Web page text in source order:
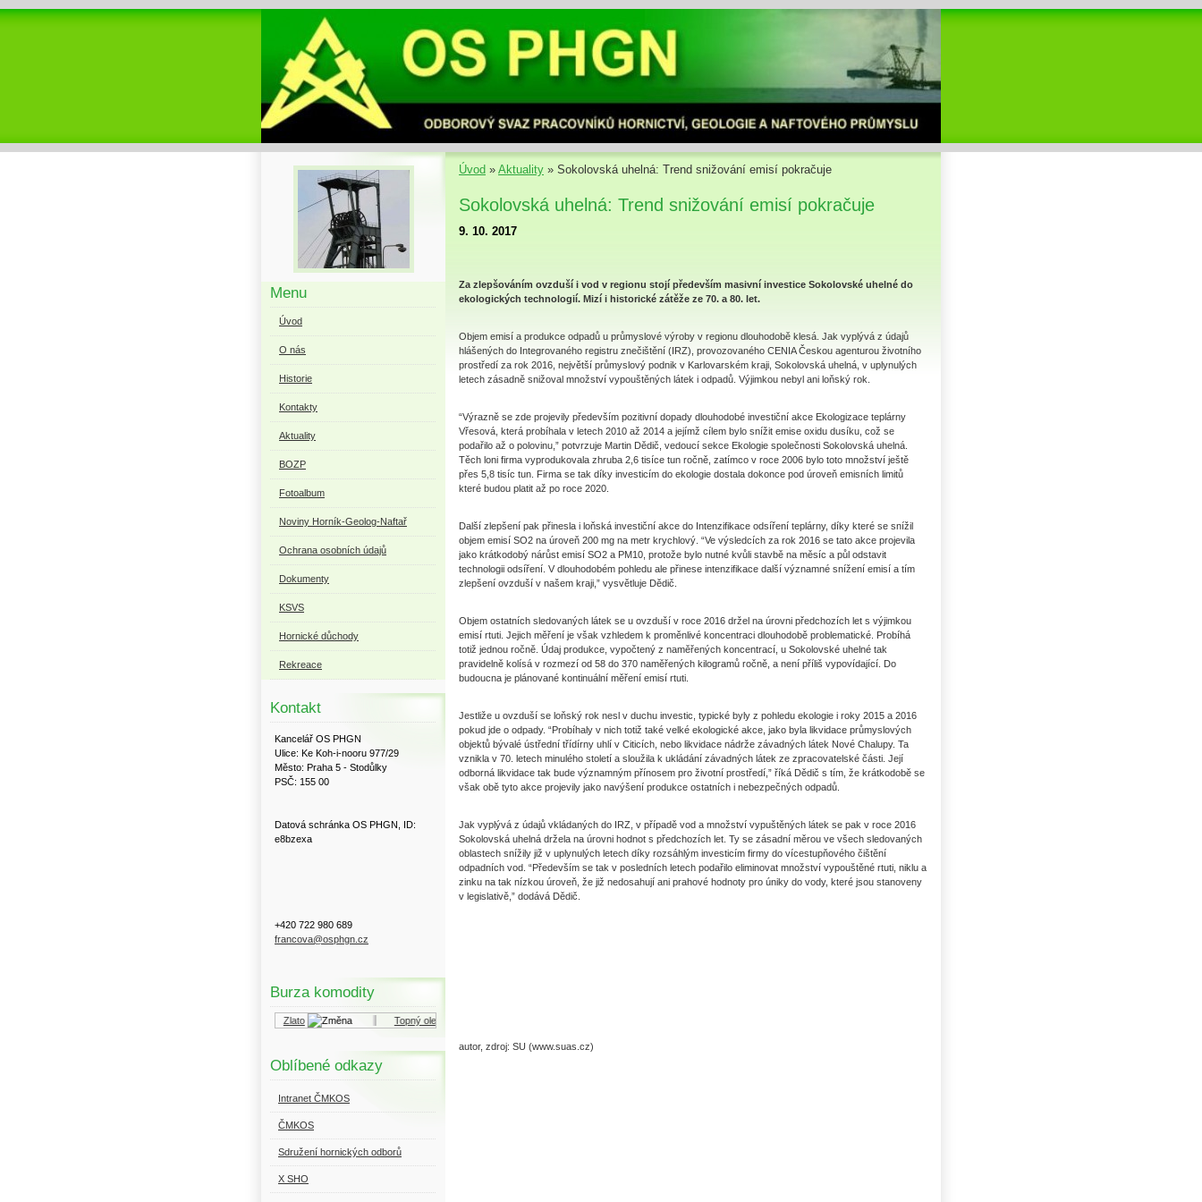
Úvod » Aktuality » Sokolovská uhelná: Trend snižování emisí pokračuje
Sokolovská uhelná: Trend snižování emisí pokračuje
9. 10. 2017
Za zlepšováním ovzduší i vod v regionu stojí především masivní investice Sokolovské uhelné do
ekologických technologií. Mizí i historické zátěže ze 70. a 80. let.
Objem emisí a produkce odpadů u průmyslové výroby v regionu dlouhodobě klesá. Jak vyplývá z údajů
hlášených do Integrovaného registru znečištění (IRZ), provozovaného CENIA Českou agenturou životního
prostředí za rok 2016, největší průmyslový podnik v Karlovarském kraji, Sokolovská uhelná, v uplynulých
letech zásadně snižoval množství vypouštěných látek i odpadů. Výjimkou nebyl ani loňský rok.
“Výrazně se zde projevily především pozitivní dopady dlouhodobé investiční akce Ekologizace teplárny
Vřesová, která probíhala v letech 2010 až 2014 a jejímž cílem bylo snížit emise oxidu dusíku, což se
podařilo až o polovinu,” potvrzuje Martin Dědič, vedoucí sekce Ekologie společnosti Sokolovská uhelná.
Těch loni firma vyprodukovala zhruba 2,6 tisíce tun ročně, zatímco v roce 2006 bylo toto množství ještě
přes 5,8 tisíc tun. Firma se tak díky investicím do ekologie dostala dokonce pod úroveň emisních limitů
které budou platit až po roce 2020.
Další zlepšení pak přinesla i loňská investiční akce do Intenzifikace odsíření teplárny, díky které se snížil
objem emisí SO2 na úroveň 200 mg na metr krychlový. “Ve výsledcích za rok 2016 se tato akce projevila
jako krátkodobý nárůst emisí SO2 a PM10, protože bylo nutné kvůli stavbě na měsíc a půl odstavit
technologii odsíření. V dlouhodobém pohledu ale přinese intenzifikace další významné snížení emisí a tím
zlepšení ovzduší v našem kraji,” vysvětluje Dědič.
Objem ostatních sledovaných látek se u ovzduší v roce 2016 držel na úrovni předchozích let s výjimkou
emisí rtuti. Jejich měření je však vzhledem k proměnlivé koncentraci dlouhodobě problematické. Probíhá
totiž jednou ročně. Údaj produkce, vypočtený z naměřených koncentrací, u Sokolovské uhelné tak
pravidelně kolísá v rozmezí od 58 do 370 naměřených kilogramů ročně, a není příliš vypovídající. Do
budoucna je plánované kontinuální měření emisí rtuti.
Jestliže u ovzduší se loňský rok nesl v duchu investic, typické byly z pohledu ekologie i roky 2015 a 2016
pokud jde o odpady. “Probíhaly v nich totiž také velké ekologické akce, jako byla likvidace průmyslových
objektů bývalé ústřední třídírny uhlí v Citicích, nebo likvidace nádrže závadných látek Nové Chalupy. Ta
vznikla v 70. letech minulého století a sloužila k ukládání závadných látek ze zpracovatelské části. Její
odborná likvidace tak bude významným přínosem pro životní prostředí,” říká Dědič s tím, že krátkodobě se
však obě tyto akce projevily jako navýšení produkce ostatních i nebezpečných odpadů.
Jak vyplývá z údajů vkládaných do IRZ, v případě vod a množství vypuštěných látek se pak v roce 2016
Sokolovská uhelná držela na úrovni hodnot s předchozích let. Ty se zásadní měrou ve všech sledovaných
oblastech snížily již v uplynulých letech díky rozsáhlým investicím firmy do vícestupňového čištění
odpadních vod. “Především se tak v posledních letech podařilo eliminovat množství vypouštěné rtuti, niklu a
zinku na tak nízkou úroveň, že již nedosahují ani prahové hodnoty pro úniky do vody, které jsou stanoveny
v legislativě,” dodává Dědič.
autor, zdroj: SU (www.suas.cz)
Menu
Úvod
O nás
Historie
Kontakty
Aktuality
BOZP
Fotoalbum
Noviny Horník-Geolog-Naftař
Ochrana osobních údajů
Dokumenty
KSVS
Hornické důchody
Rekreace
Kontakt
Kancelář OS PHGN
Ulice: Ke Koh-i-nooru 977/29
Město: Praha 5 - Stodůlky
PSČ: 155 00
Datová schránka OS PHGN, ID:
e8bzexa
+420 722 980 689
francova@osphgn.cz
Burza komodity
Zlato Topný olej
Oblíbené odkazy
Intranet ČMKOS
ČMKOS
Sdružení hornických odborů
X SHO